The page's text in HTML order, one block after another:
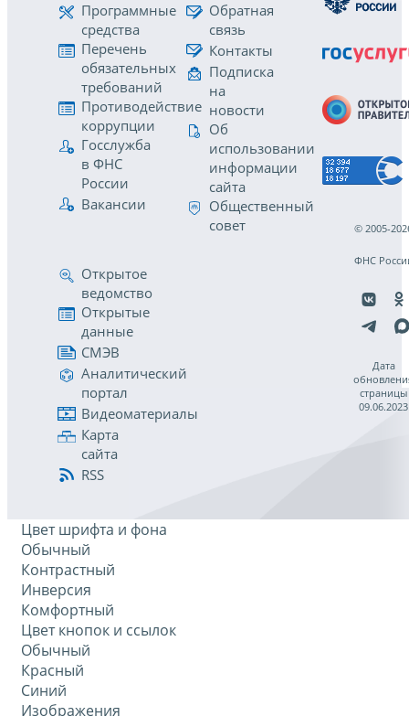
Программные
средства
Перечень
обязательных
требований
Противодействие
коррупции
Госслужба
в ФНС
России
Вакансии
Обратная
связь
Контакты
Подписка
на
новости
Об
использовании
информации
сайта
Общественный
совет
Открытое
ведомство
Открытые
данные
СМЭВ
Аналитический
портал
Видеоматериалы
Карта
сайта
RSS
© 2005-
ФНС
Дата
страницы
09.06.2023
Цвет шрифта и фона
Обычный
Контрастный
Инверсия
Комфортный
Цвет кнопок и ссылок
Обычный
Красный
Синий
Изображения